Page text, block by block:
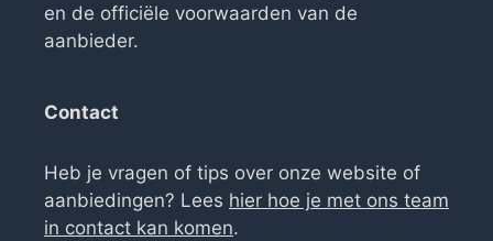
en de officiële voorwaarden van de
aanbieder.
Contact
Heb je vragen of tips over onze website of
aanbiedingen? Lees hier hoe je met ons team
in contact kan komen.